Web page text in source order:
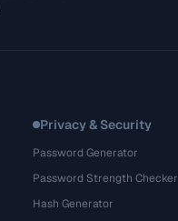
Privacy & Security
Password Generator
Password Strength Checker
Hash Generator